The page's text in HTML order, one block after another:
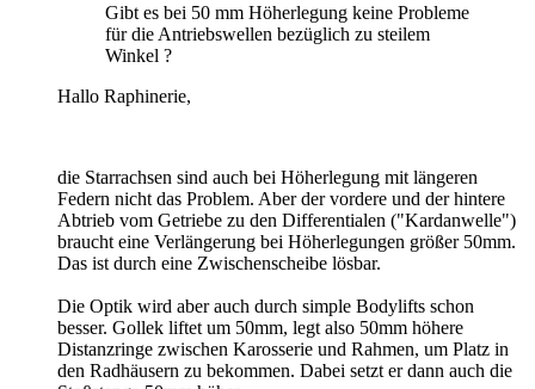
Gibt es bei 50 mm Höherlegung keine Probleme
für die Antriebswellen bezüglich zu steilem
Winkel ?
Hallo Raphinerie,
die Starrachsen sind auch bei Höherlegung mit längeren
Federn nicht das Problem. Aber der vordere und der hintere
Abtrieb vom Getriebe zu den Differentialen ("Kardanwelle")
braucht eine Verlängerung bei Höherlegungen größer 50mm.
Das ist durch eine Zwischenscheibe lösbar.
Die Optik wird aber auch durch simple Bodylifts schon
besser. Gollek liftet um 50mm, legt also 50mm höhere
Distanzringe zwischen Karosserie und Rahmen, um Platz in
den Radhäusern zu bekommen. Dabei setzt er dann auch die